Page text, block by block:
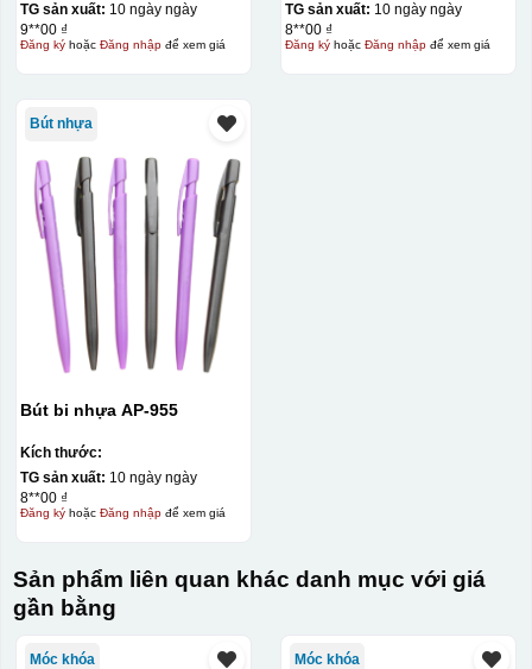
TG sản xuất: 10 ngày ngày
9**00 ₫
Đăng kýhoặc Đăng nhậpđể xem giá
TG sản xuất: 10 ngày ngày
8**00 ₫
Đăng kýhoặc Đăng nhậpđể xem giá
Bút nhựa
Bút bi nhựa AP-955
Kích thước:
TG sản xuất: 10 ngày ngày
8**00 ₫
Đăng kýhoặc Đăng nhậpđể xem giá
Sản phẩm liên quan khác danh mục với giá
gần bằng
Móc khóa Móc khóa